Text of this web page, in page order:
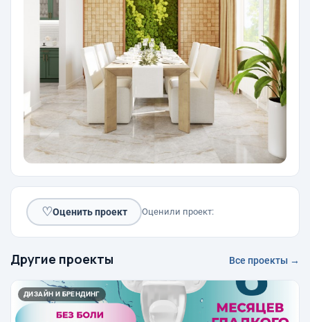
♡Оценить проект Оценили проект:
Другие проекты Все проекты →
ДИЗАЙН И БРЕНДИНГ